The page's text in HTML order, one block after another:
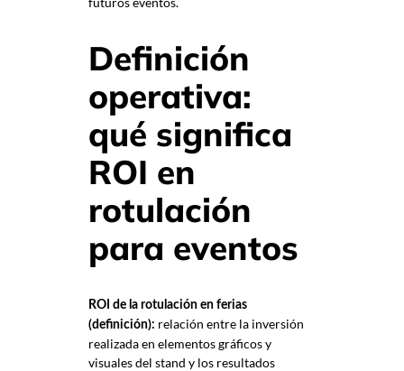
Definición
operativa:
qué significa
ROI en
rotulación
para eventos
ROI de la rotulación en ferias
(definición): relación entre la inversión
realizada en elementos gráficos y
visuales del stand y los resultados